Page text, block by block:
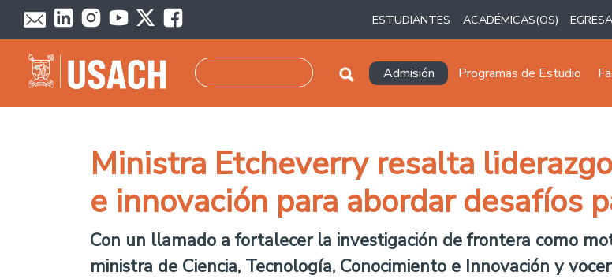
Pasar al contenido principal
ESTUDIANTES ACADÉMICAS(OS)
Navegación principal
Admisión Programas de Estudio
Ministra Etcheverry resalta
e innovación para abordar desafíos
Con un llamado a fortalecer la investigación de frontera como
ministra de Ciencia, Tecnología, Conocimiento e Innovación y